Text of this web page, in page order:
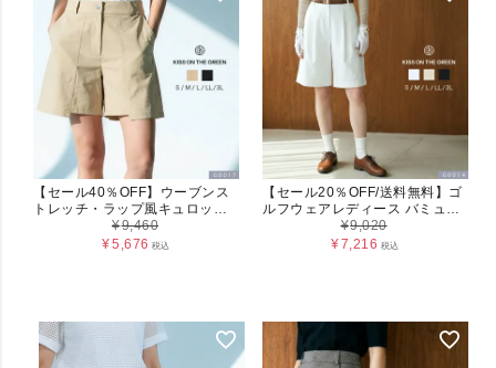
【セール40％OFF】ウーブンス
トレッチ・ラップ風キュロット
パンツ レディース (G0017)
¥9,460
¥5,676 税込
【セール20％OFF/送料無料】ゴ
ルフウェアレディース バミュー
ダバミューダパンツ S M L LL
¥9,020
¥7,216 税込